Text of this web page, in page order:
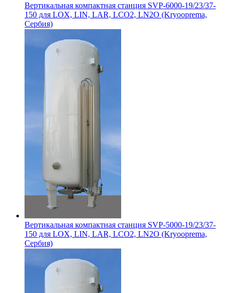
Вертикальная компактная станция SVP-6000-19/23/37-
150 для LOX, LIN, LAR, LCO2, LN2O (Kryooprema,
Сербия)
Вертикальная компактная станция SVP-5000-19/23/37-
150 для LOX, LIN, LAR, LCO2, LN2O (Kryooprema,
Сербия)